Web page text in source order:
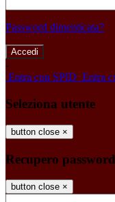
Password dimenticata?
-
Entra con SPID Entra
Seleziona utente
button close ×
Recupero password
button close ×